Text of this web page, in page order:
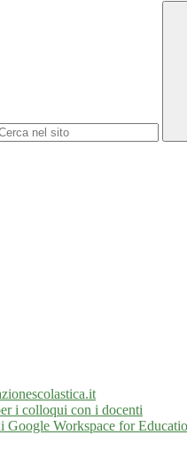
i colloqui con i docenti
Google Workspace for